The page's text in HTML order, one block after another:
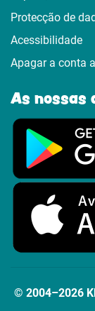
Protecção de
Acessibilidade
Apagar a conta
As nossas
© 2004–2026